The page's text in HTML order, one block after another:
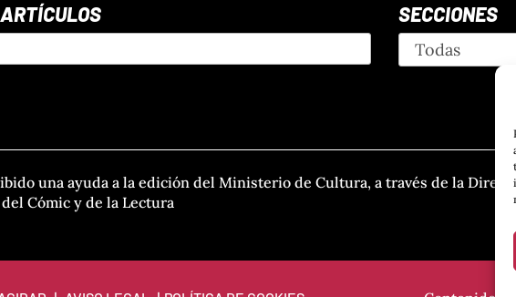
SECCIONES
una ayuda a la edición del Ministerio de Cultura, a través de la
Cómic y de la Lectura